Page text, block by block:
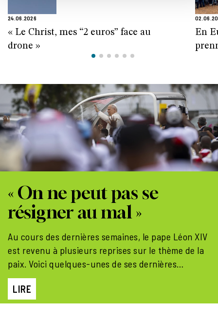
24.06.2026
« Le Christ, mes “2 euros” face au
drone »
En
« On ne peut pas se
résigner au mal »
Au cours des dernières semaines, le pape Léon XIV
est revenu à plusieurs reprises sur le thème de la
paix. Voici quelques-unes de ses dernières
interventions
LIRE